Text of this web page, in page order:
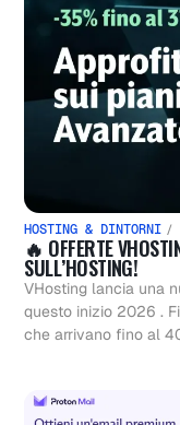
HOSTING & DINTORNI
🔥 OFFERTE
SULL’HOSTING!
VHosting lancia una
questo inizio 2026 .
che arrivano fino al